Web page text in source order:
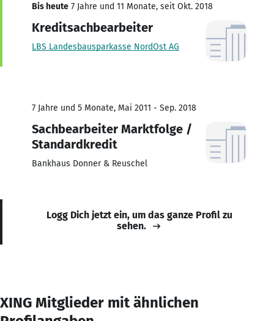
Bis heute 7 Jahre und 11 Monate, seit Okt. 2018
Kreditsachbearbeiter
LBS Landesbausparkasse NordOst AG
7 Jahre und 5 Monate, Mai 2011 - Sep. 2018
Sachbearbeiter Marktfolge /
Standardkredit
Bankhaus Donner & Reuschel
Logg Dich jetzt ein, um das ganze Profil zu
sehen.
XING Mitglieder mit ähnlichen